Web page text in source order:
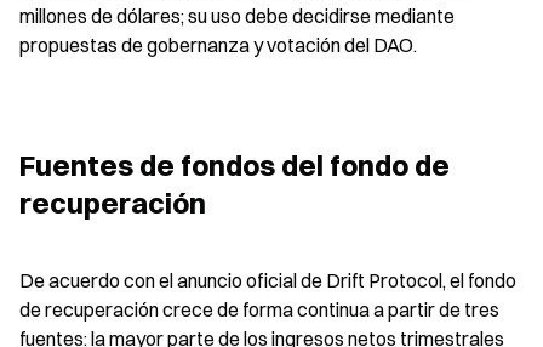
millones de dólares; su uso debe decidirse mediante
propuestas de gobernanza y votación del DAO.
Fuentes de fondos del fondo de
recuperación
De acuerdo con el anuncio oficial de Drift Protocol, el fondo
de recuperación crece de forma continua a partir de tres
fuentes: la mayor parte de los ingresos netos trimestrales